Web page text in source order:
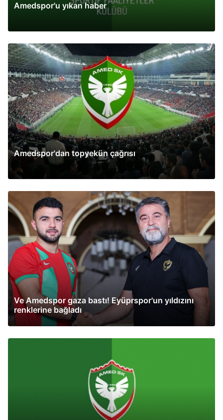
Amedspor'u yıkan haber
Amedspor'dan topyekün çağrısı
Ve Amedspor gaza bastı! Eyüprspor'un yıldızını
renklerine bağladı